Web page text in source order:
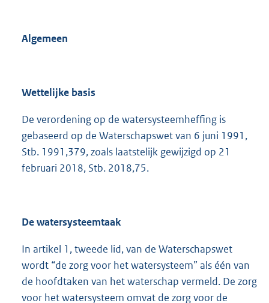
Algemeen
Wettelijke basis
De verordening op de watersysteemheffing is
gebaseerd op de Waterschapswet van 6 juni 1991,
Stb. 1991,379, zoals laatstelijk gewijzigd op 21
februari 2018, Stb. 2018,75.
De watersysteemtaak
In artikel 1, tweede lid, van de Waterschapswet
wordt “de zorg voor het watersysteem” als één van
de hoofdtaken van het waterschap vermeld. De zorg
voor het watersysteem omvat de zorg voor de